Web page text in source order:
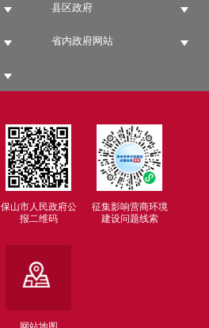
县区政府
省内政府网站
保山市人民政府公
报二维码
征集影响营商环境
建设问题线索